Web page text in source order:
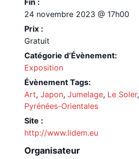
24 novembre 2023 @ 17h00
Prix :
Gratuit
Catégorie d’Évènement:
Exposition
Évènement Tags:
Art,Japon,Jumelage, Le Soler,
Pyrénées-Orientales
Site :
http://www.lidem.eu
Organisateur